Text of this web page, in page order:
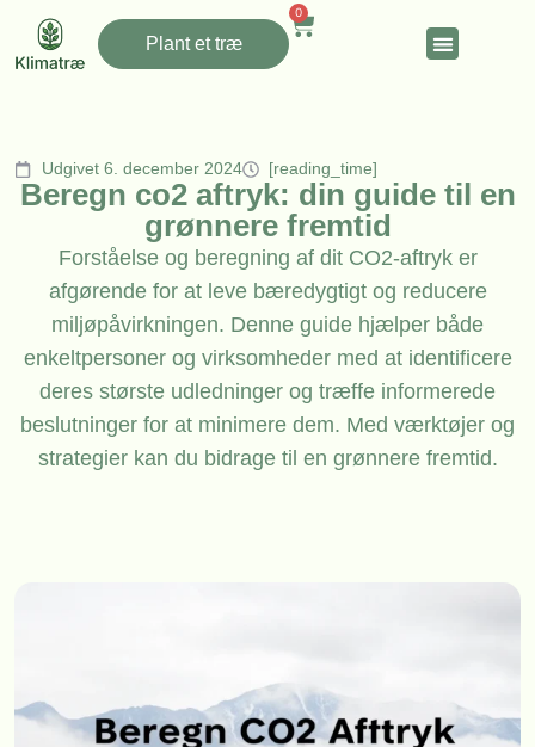
Plant et træ
0
Udgivet 6. december 2024 [reading_time]
Beregn co2 aftryk: din guide til en
grønnere fremtid
Forståelse og beregning af dit CO2-aftryk er
afgørende for at leve bæredygtigt og reducere
miljøpåvirkningen. Denne guide hjælper både
enkeltpersoner og virksomheder med at identificere
deres største udledninger og træffe informerede
beslutninger for at minimere dem. Med værktøjer og
strategier kan du bidrage til en grønnere fremtid.